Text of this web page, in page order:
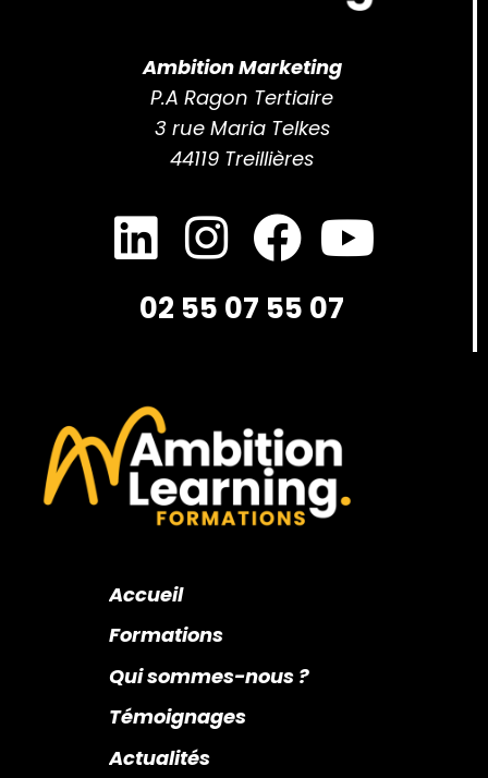
Ambition Marketing
P.A Ragon Tertiaire
3 rue Maria Telkes
44119 Treillières
02 55 07 55 07
Accueil
Formations
Qui sommes-nous ?
Témoignages
Actualités